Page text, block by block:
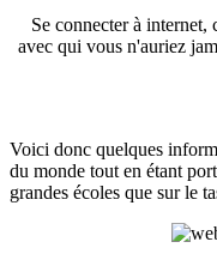
Se connecter à internet,
avec qui vous n'auriez
Voici donc quelques
du monde tout en étant
grandes écoles que sur le